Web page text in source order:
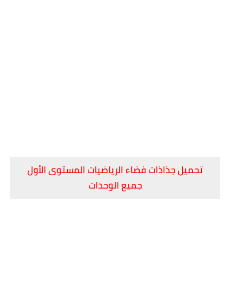
تحميل جذاذات فضاء الرياضيات المستوى الأول
جميع الوحدات